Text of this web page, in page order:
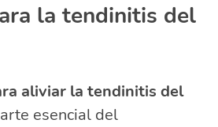
la tendinitis del
aliviar la tendinitis del
esencial del